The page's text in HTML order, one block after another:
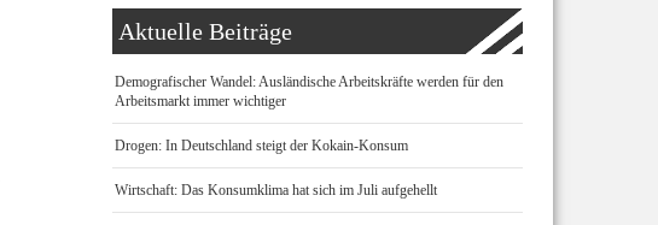
Aktuelle Beiträge
Demografischer Wandel: Ausländische Arbeitskräfte werden für den
Arbeitsmarkt immer wichtiger
Drogen: In Deutschland steigt der Kokain-Konsum
Wirtschaft: Das Konsumklima hat sich im Juli aufgehellt